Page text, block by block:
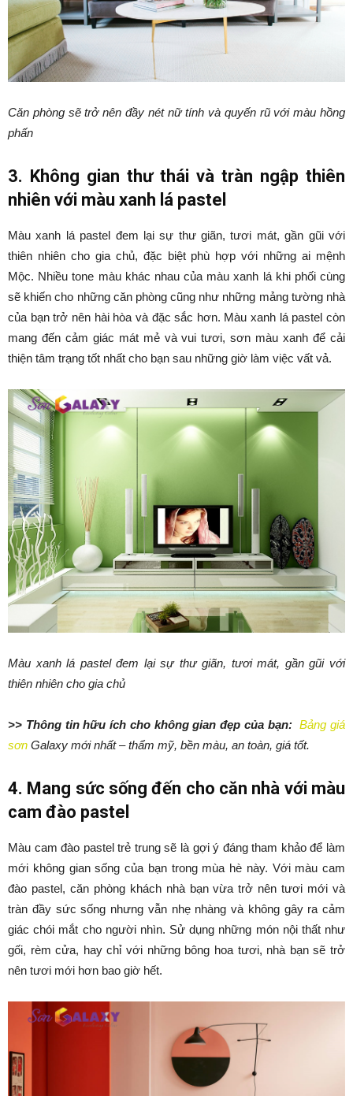
Căn phòng sẽ trở nên đầy nét nữ tính và quyến rũ với màu hồng
phấn
3. Không gian thư thái và tràn ngập thiên
nhiên với màu xanh lá pastel
Màu xanh lá pastel đem lại sự thư giãn, tươi mát, gần gũi với
thiên nhiên cho gia chủ, đặc biệt phù hợp với những ai mệnh
Mộc. Nhiều tone màu khác nhau của màu xanh lá khi phối cùng
sẽ khiến cho những căn phòng cũng như những mảng tường nhà
của bạn trở nên hài hòa và đặc sắc hơn. Màu xanh lá pastel còn
mang đến cảm giác mát mẻ và vui tươi, sơn màu xanh để cải
thiện tâm trạng tốt nhất cho bạn sau những giờ làm việc vất vả.
Màu xanh lá pastel đem lại sự thư giãn, tươi mát, gần gũi với
thiên nhiên cho gia chủ
>> Thông tin hữu ích cho không gian đẹp của bạn: Bảng giá
sơn Galaxy mới nhất – thẩm mỹ, bền màu, an toàn, giá tốt.
4. Mang sức sống đến cho căn nhà với màu
cam đào pastel
Màu cam đào pastel trẻ trung sẽ là gợi ý đáng tham khảo để làm
mới không gian sống của bạn trong mùa hè này. Với màu cam
đào pastel, căn phòng khách nhà bạn vừa trở nên tươi mới và
tràn đầy sức sống nhưng vẫn nhẹ nhàng và không gây ra cảm
giác chói mắt cho người nhìn. Sử dụng những món nội thất như
gối, rèm cửa, hay chỉ với những bông hoa tươi, nhà bạn sẽ trở
nên tươi mới hơn bao giờ hết.